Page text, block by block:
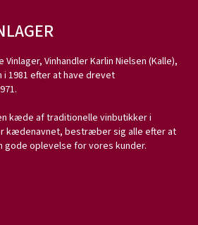
Vinhandler Karlin Nielsen (Kalle),
1981 efter at have drevet
kæde af traditionelle vinbutikker i
kædenavnet, bestræber sig alle efter at
oplevelse for vores kunder.